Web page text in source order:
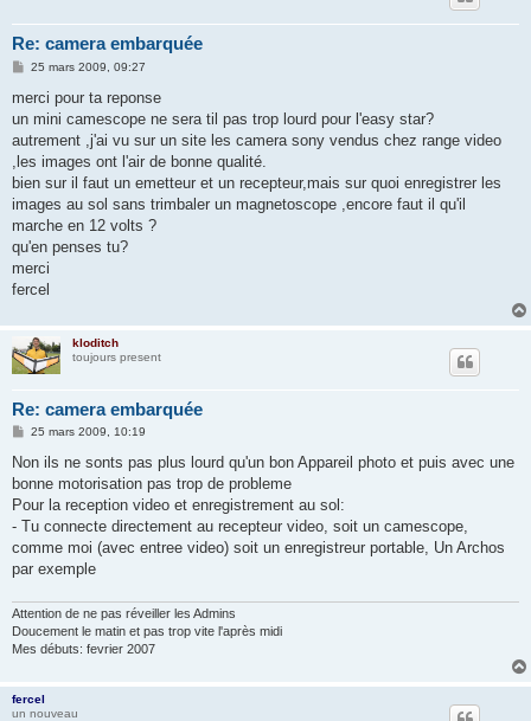
Re: camera embarquée
M
s
a
g
25 mars 2009, 09:27
merci pour ta reponse
un mini camescope ne sera til pas trop lourd pour l'easy star?
autrement ,j'ai vu sur un site les camera sony vendus chez range video
,les images ont l'air de bonne qualité.
bien sur il faut un emetteur et un recepteur,mais sur quoi enregistrer les
images au sol sans trimbaler un magnetoscope ,encore faut il qu'il
marche en 12 volts ?
qu'en penses tu?
merci
fercel
kloditch
toujours present
Re: camera embarquée
M
s
a
g
25 mars 2009, 10:19
Non ils ne sonts pas plus lourd qu'un bon Appareil photo et puis avec une
bonne motorisation pas trop de probleme
Pour la reception video et enregistrement au sol:
- Tu connecte directement au recepteur video, soit un camescope,
comme moi (avec entree video) soit un enregistreur portable, Un Archos
par exemple
Attention de ne pas réveiller les Admins
Doucement le matin et pas trop vite l'après midi
Mes débuts: fevrier 2007
fercel
un nouveau